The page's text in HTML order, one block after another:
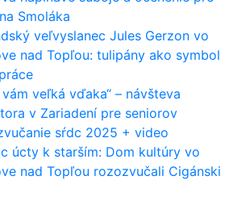
Smoláka
veľvyslanec Jules Gerzon vo
nad Topľou: tulipány ako symbol
vám veľká vďaka“ – návšteva
v Zariadení pre seniorov
sŕdc 2025 + video
úcty k starším: Dom kultúry vo
nad Topľou rozozvučali Cigánski